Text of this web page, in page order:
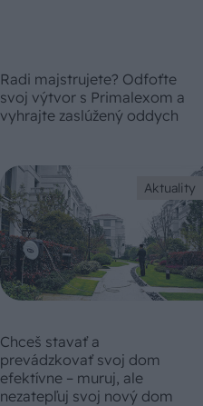
Radi majstrujete? Odfoťte
svoj výtvor s Primalexom a
vyhrajte zaslúžený oddych
Aktuality
Chceš stavať a
prevádzkovať svoj dom
efektívne – muruj, ale
nezatepľuj svoj nový dom